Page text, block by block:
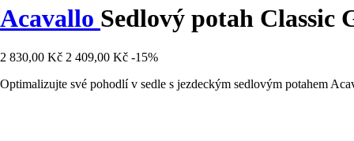
Acavallo Sedlový potah Classic
2 830,00 Kč 2 409,00 Kč -15%
Optimalizujte své pohodlí v sedle s jezdeckým sedlovým potahem